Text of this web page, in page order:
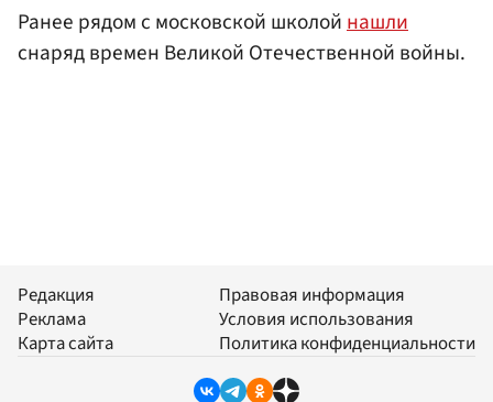
Ранее рядом с московской школойнашли
снаряд времен Великой Отечественной войны.
Редакция
Реклама
Карта сайта
Правовая информация
Условия использования
Политика конфиденциальности